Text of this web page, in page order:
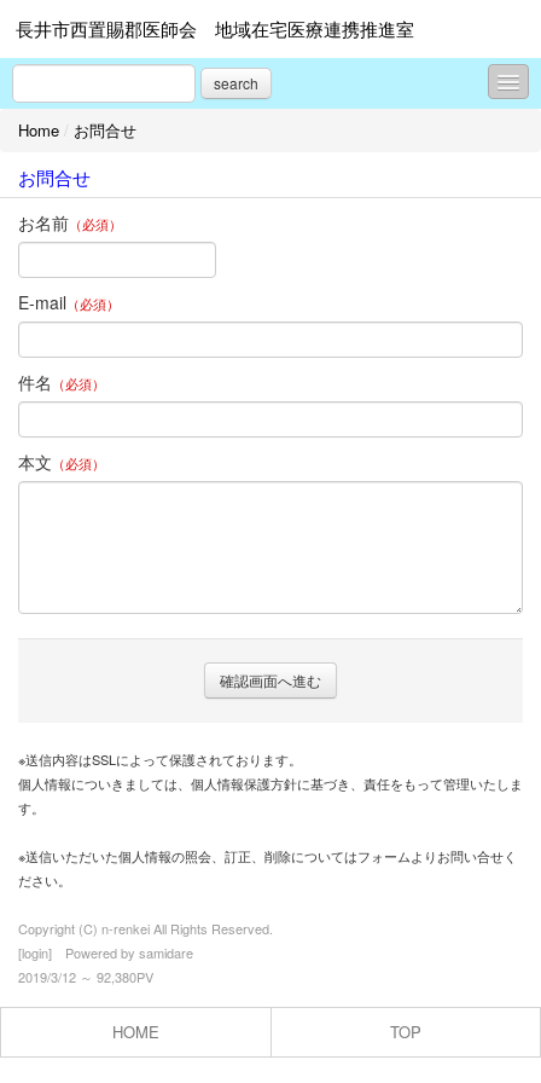
長井市西置賜郡医師会 地域在宅医療連携推進室
search
お知らせ
プロフィール
お問合せ
Home / お問合せ
お問合せ
お名前 （必須）
E-mail （必須）
件名 （必須）
本文 （必須）
※送信内容はSSLによって保護されております。
個人情報についきましては、個人情報保護方針に基づき、責任をもって管理いたしま
す。
※送信いただいた個人情報の照会、訂正、削除についてはフォームよりお問い合せく
ださい。
Copyright (C) n-renkei All Rights Reserved.
[login] Powered by samidare
2019/3/12 ～ 92,380PV
HOME TOP